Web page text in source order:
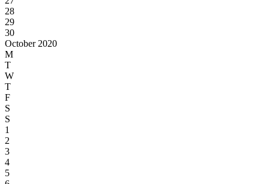
28
29
30
October 2020
M
T
W
T
F
S
S
1
2
3
4
5